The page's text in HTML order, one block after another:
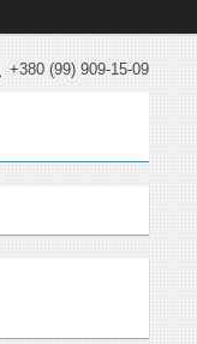
+380 (99) 909-15-09